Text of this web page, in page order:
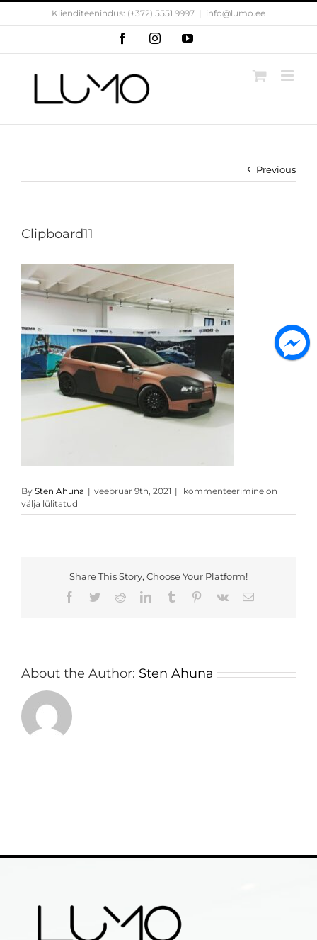
Skip
Klienditeenindus: (+372) 5551 9997 | info@lumo.ee
FacebookInstagramYouTube
Previous
Clipboard11
By Sten Ahuna | veebruar 9th, 2021 | Clipboard11
kommenteerimine on
välja lülitatud
Share This Story, Choose Your Platform!
Facebook
TwitterRedditLinkedInTumblr Pinterest
Vk Email
About the Author: Sten Ahuna